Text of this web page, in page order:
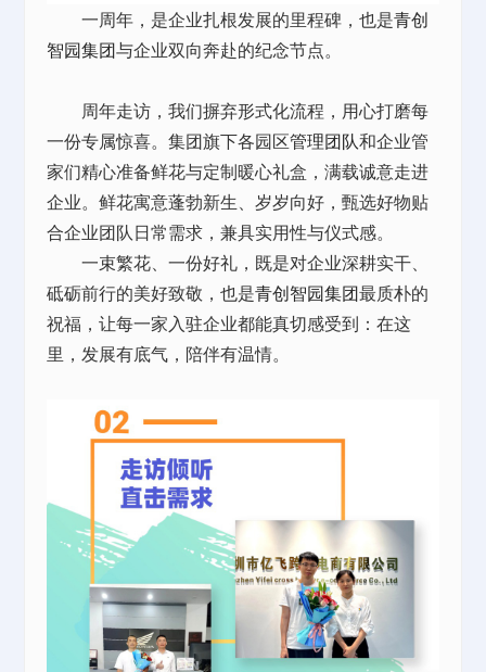
一周年，是企业扎根发展的里程碑，也是青创
智园集团与企业双向奔赴的纪念节点。
周年走访，我们摒弃形式化流程，用心打磨每
一份专属惊喜。集团旗下各园区管理团队和企业管
家们精心准备鲜花与定制暖心礼盒，满载诚意走进
企业。鲜花寓意蓬勃新生、岁岁向好，甄选好物贴
合企业团队日常需求，兼具实用性与仪式感。
一束繁花、一份好礼，既是对企业深耕实干、
砥砺前行的美好致敬，也是青创智园集团最质朴的
祝福，让每一家入驻企业都能真切感受到：在这
里，发展有底气，陪伴有温情。